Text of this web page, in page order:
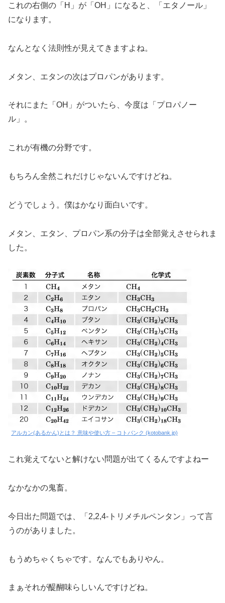
これの右側の「H」が「OH」になると、「エタノール」
になります。
なんとなく法則性が見えてきますよね。
メタン、エタンの次はプロパンがあります。
それにまた「OH」がついたら、今度は「プロパノー
ル」。
これが有機の分野です。
もちろん全然これだけじゃないんですけどね。
どうでしょう。僕はかなり面白いです。
メタン、エタン、プロパン系の分子は全部覚えさせられま
した。
アルカン(あるかん)とは？ 意味や使い方 – コトバンク (kotobank.jp)
これ覚えてないと解けない問題が出てくるんですよねー
なかなかの鬼畜。
今日出た問題では、「2,2,4‐トリメチルペンタン」って言
うのがありました。
もうめちゃくちゃです。なんでもありやん。
まぁそれが醍醐味らしいんですけどね。